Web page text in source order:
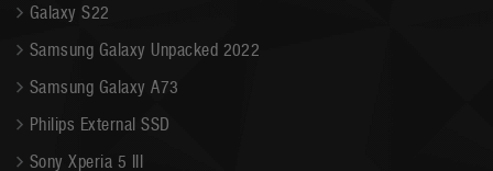
Galaxy S22
Samsung Galaxy Unpacked 2022
Samsung Galaxy A73
Philips External SSD
Sony Xperia 5 III